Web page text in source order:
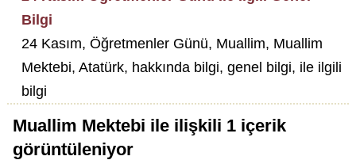
Bilgi
24 Kasım, Öğretmenler Günü, Muallim, Muallim
Mektebi, Atatürk, hakkında bilgi, genel bilgi, ile ilgili
bilgi
Muallim Mektebi ile ilişkili 1içerik
görüntüleniyor